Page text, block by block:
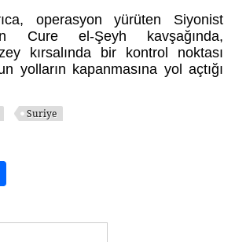
operasyon yürüten Siyonist
Cure el-Şeyh kavşağında,
kırsalında bir kontrol noktası
yolların kapanmasına yol açtığı
Suriye